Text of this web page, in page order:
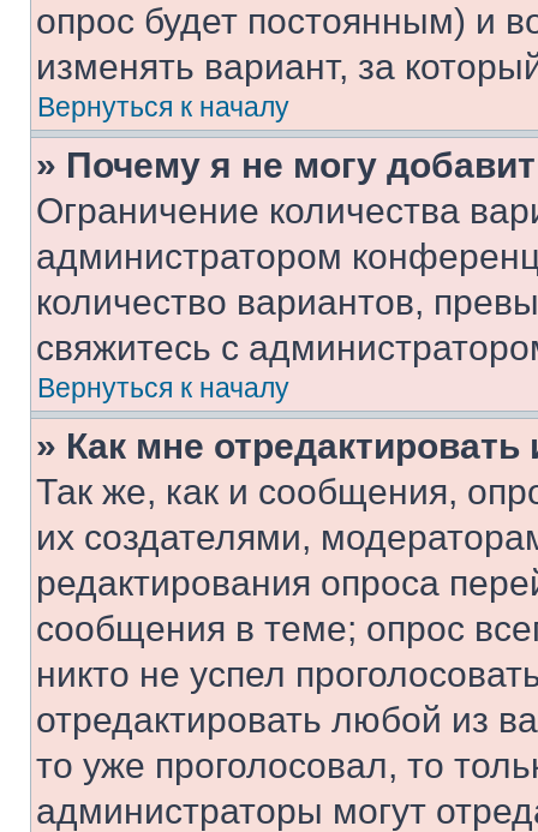
опрос будет постоянным) и
изменять вариант, за
Вернуться к началу
» Почему я не могу
Ограничение количества
администратором
количество вариантов,
свяжитесь с
Вернуться к началу
» Как мне
Так же, как и сообщения,
их создателями,
редактирования опроса
сообщения в теме; опрос
никто не успел
отредактировать любой из
то уже проголосовал, то
администраторы могут